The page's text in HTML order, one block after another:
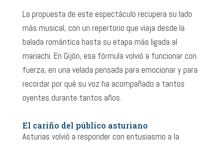
La propuesta de este espectáculo recupera su lado
más musical, con un repertorio que viaja desde la
balada romántica hasta su etapa más ligada al
mariachi. En Gijón, esa fórmula volvió a funcionar con
fuerza, en una velada pensada para emocionar y para
recordar por qué su voz ha acompañado a tantos
oyentes durante tantos años.
El cariño del público asturiano
Asturias volvió a responder con entusiasmo a la